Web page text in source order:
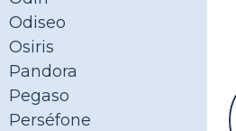
Odiseo
Osiris
Pandora
Pegaso
Perséfone